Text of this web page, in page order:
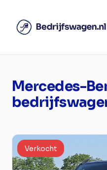
Mercedes-
Verkocht